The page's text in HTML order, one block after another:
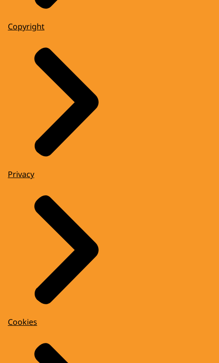
Copyright
Privacy
Cookies